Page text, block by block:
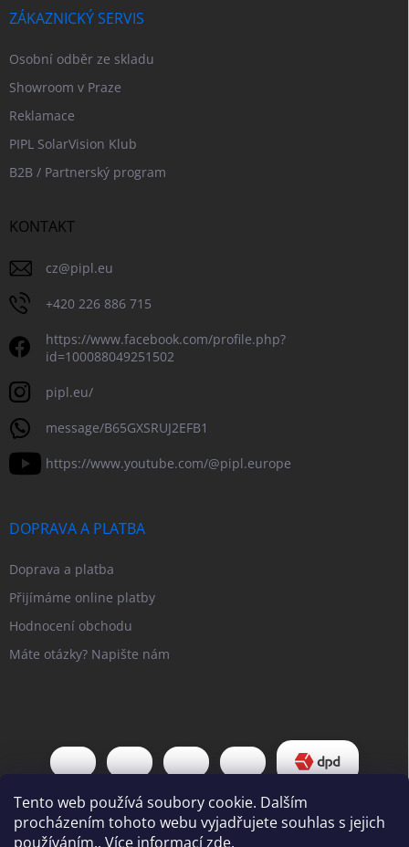
Tento web používá soubory cookie. Dalším
procházením tohoto webu vyjadřujete souhlas s jejich
používáním.. Více informacízde.
ZÁKAZNICKÝ SERVIS
Osobní odběr ze skladu
Showroom v Praze
Reklamace
PIPL SolarVision Klub
B2B / Partnerský program
KONTAKT
cz@pipl.eu
+420 226 886 715
https://www.facebook.com/profile.php?
id=100088049251502
pipl.eu/
message/B65GXSRUJ2EFB1
https://www.youtube.com/@pipl.europe
DOPRAVA A PLATBA
Doprava a platba
Přijímáme online platby
Hodnocení obchodu
Máte otázky? Napište nám